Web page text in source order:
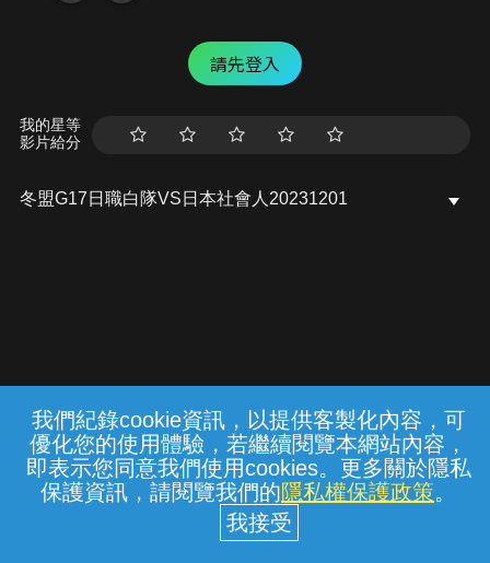
我們紀錄cookie資訊，以提供客製化內容，可
優化您的使用體驗，若繼續閱覽本網站內容，
即表示您同意我們使用cookies。更多關於隱私
保護資訊，請閱覽我們的隱私權保護政策。
請先登入
我的星等
影片給分
冬盟G17日職白隊VS日本社會人20231201
常見問題 線上客服 服務條款 隱私權保護
中華電信股份有限公司個人家庭分公司
(統一編號：96979949) © 2026
{{notifyMsg}}